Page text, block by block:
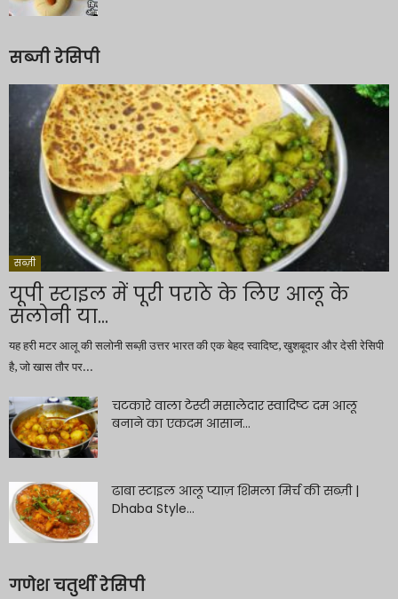
सब्जी रेसिपी
सब्ज़ी
यूपी स्टाइल में पूरी पराठे के लिए आलू के
सलोनी या...
यह हरी मटर आलू की सलोनी सब्ज़ी उत्तर भारत की एक बेहद स्वादिष्ट, खुशबूदार और देसी रेसिपी
है, जो खास तौर पर...
चटकारे वाला टेस्टी मसालेदार स्वादिष्ट दम आलू
बनाने का एकदम आसान...
ढाबा स्टाइल आलू प्याज़ शिमला मिर्च की सब्ज़ी |
Dhaba Style...
गणेश चतुर्थी रेसिपी